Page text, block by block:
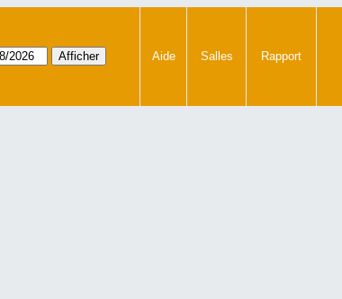
Aide Salles Rapport